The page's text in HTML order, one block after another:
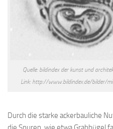
Quelle: bildindex der kunst und
Link: http://www.bildindex.de/bilder/
Durch die starke ackerbauliche